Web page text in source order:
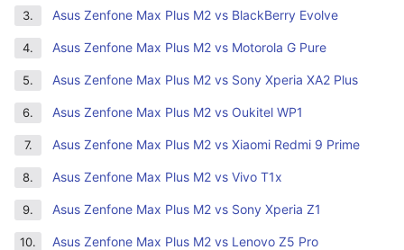
3. Asus Zenfone Max Plus M2 vs BlackBerry Evolve
4. Asus Zenfone Max Plus M2 vs Motorola G Pure
5. Asus Zenfone Max Plus M2 vs Sony Xperia XA2 Plus
6. Asus Zenfone Max Plus M2 vs Oukitel WP1
7. Asus Zenfone Max Plus M2 vs Xiaomi Redmi 9 Prime
8. Asus Zenfone Max Plus M2 vs Vivo T1x
9. Asus Zenfone Max Plus M2 vs Sony Xperia Z1
10. Asus Zenfone Max Plus M2 vs Lenovo Z5 Pro